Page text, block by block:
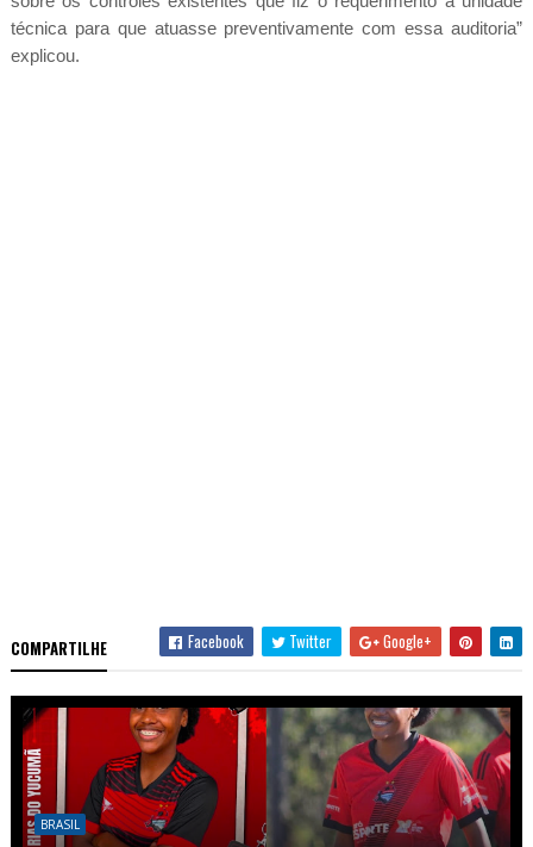
técnica para que atuasse preventivamente com essa auditoria”
explicou.
COMPARTILHE Facebook Twitter Google+
BRASIL